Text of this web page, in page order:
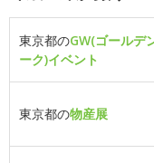
東京都のGW(ゴールデ
ーク)イベント
東京都の物産展